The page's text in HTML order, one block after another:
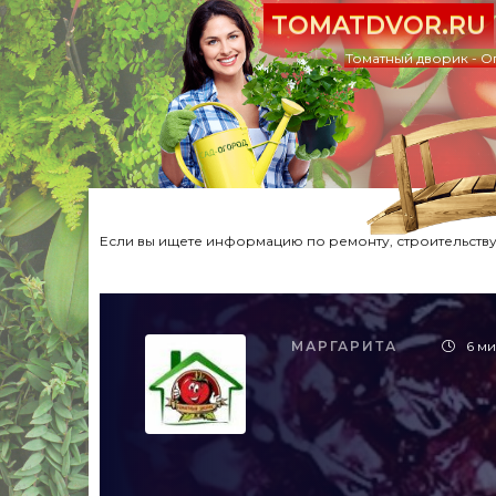
TOMATDVOR.RU
Томатный дворик -
Если вы ищете информацию по ремонту,
МАРГАРИТА 6